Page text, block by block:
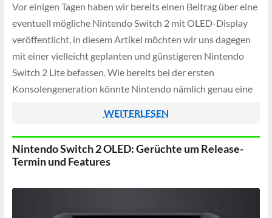
Vor einigen Tagen haben wir bereits einen Beitrag über eine
eventuell mögliche Nintendo Switch 2 mit OLED-Display
veröffentlicht, in diesem Artikel möchten wir uns dagegen
mit einer vielleicht geplanten und günstigeren Nintendo
Switch 2 Lite befassen. Wie bereits bei der ersten
Konsolengeneration könnte Nintendo nämlich genau eine
WEITERLESEN
Nintendo Switch 2 OLED: Gerüchte um Release-
Termin und Features